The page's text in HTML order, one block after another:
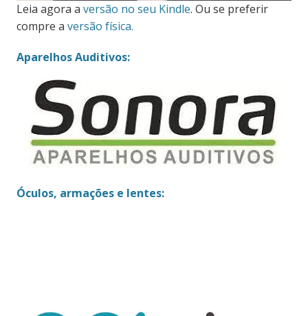
Leia agora a versão no seu Kindle. Ou se preferir
compre a versão física.
Aparelhos Auditivos:
Óculos, armações e lentes: